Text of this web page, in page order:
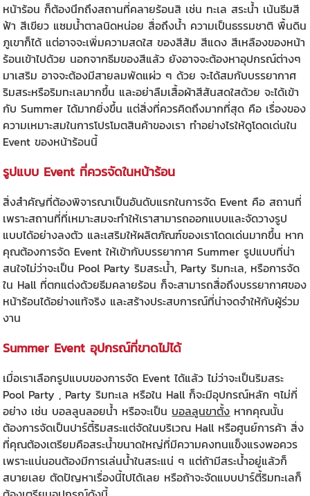
หน้าร้อน ก็ต้องนึกถึงสถานที่คลายร้อนสิ เช่น ทะเล สระน้ำ เน้นธีมสี
ฟ้า สีเขียว แซมน้ำตาลนิดหน่อย สื่อถึงน้ำ ความเป็นธรรมชาติ พื้นดิน
ภูเขาก็ได้ แต่อาจจะเพิ่มความสดใส ของสีส้ม สีแดง สีเหลืองของหน้า
ร้อนเข้าไปด้วย นอกจากธีมของสีแล้ว ยังอาจจะต้องหาอุปกรณ์ต่างๆ
มาเสริม อาจจะต้องมีสายลมพัดแผ่ว ๆ ด้วย จะได้สมกับบรรยากาศ
ริมสระหรือริมทะเลมากขึ้น และอย่าลืมเสื้อผ้าสีสันสดใสด้วย จะได้เข้า
กับ Summer ได้มากยิ่งขึ้น แต่สิ่งที่ควรคิดถึงมากที่สุด คือ เรื่องของ
ความเหมาะสมในการโปรโมตสินค้าของเรา ทำอย่างไรให้ดูโดดเด่นใน
Event ของหน้าร้อนนี้
รูปแบบ Event ที่ควรจัดในหน้าร้อน
สิ่งสำคัญที่ต้องพิจารณาเป็นอันดับแรกในการจัด Event คือ สถานที่
เพราะสถานที่ที่เหมาะสมจะทำให้เราสามารถออกแบบและจัดวางรูป
แบบได้อย่างลงตัว และเสริมให้ผลิตภัณฑ์ของเราโดดเด่นมากขึ้น หาก
คุณต้องการจัด Event ให้เข้ากับบรรยากาศ Summer รูปแบบที่น่า
สนใจไม่ว่าจะเป็น Pool Party ริมสระน้ำ, Party ริมทะเล, หรือการจัด
ใน Hall ที่ตกแต่งด้วยธีมคลายร้อน ก็จะสามารถสื่อถึงบรรยากาศของ
หน้าร้อนได้อย่างแท้จริง และสร้างประสบการณ์ที่น่าจดจำให้กับผู้ร่วม
งาน
Summer Event อุปกรณ์ที่ขาดไม่ได้
เมื่อเราเลือกรูปแบบของการจัด Event ได้แล้ว ไม่ว่าจะเป็นริมสระ
Pool Party , Party ริมทะเล หรือใน Hall ก็จะมีอุปกรณ์หลัก ๆไม่กี่
อย่าง เช่น บอลลูนลอยน้ำ หรือจะเป็น บอลลูนขาตั้ง หากคุณนั้น
ต้องการจัดเป็นปาร์ตี้ริมสระแต่จัดในบริเวณ Hall หรือศูนย์การค้า สิ่ง
ที่คุณต้องเตรียมคือสระน้ำขนาดใหญ่ที่มีความคงทนแข็งแรงพอควร
เพราะแน่นอนต้องมีการเล่นน้ำในสระแน่ ๆ แต่ถ้ามีสระน้ำอยู่แล้วก็
สบายเลย ตัดปัญหาเรื่องนี้ไปได้เลย หรือถ้าจะจัดแบบปาร์ตี้ริมทะเลก็